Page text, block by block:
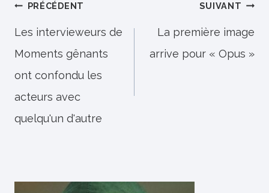
Navigation
de
l’article
PRÉCÉDENT
Les intervieweurs de
Moments gênants
ont confondu les
acteurs avec
quelqu'un d'autre
SUIVANT
La première image
arrive pour « Opus »